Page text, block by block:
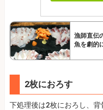
漁師直伝
魚を劇的
2枚におろす
下処理後は2枚におろし、